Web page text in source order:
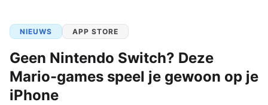
NIEUWS APP STORE
Geen Nintendo Switch? Deze
Mario-games speel je gewoon op je
iPhone